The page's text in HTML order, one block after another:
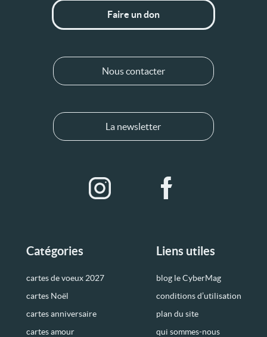
Catégories
cartes de voeux 2027
cartes Noël
cartes anniversaire
cartes amour
Liens utiles
blog le CyberMag
conditions d’utilisation
plan du site
qui sommes-nous
Faire un don
Nous contacter
La newsletter